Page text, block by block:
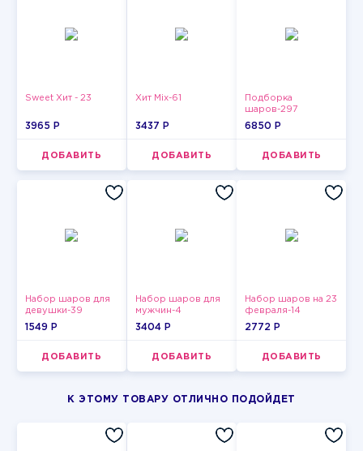
Sweet Хит - 23
3965 P
ДОБАВИТЬ
Хит Mix-61
3437 P
ДОБАВИТЬ
Подборка
шаров-297
6850 P
ДОБАВИТЬ
Набор шаров для
девушки-39
1549 P
ДОБАВИТЬ
Набор шаров для
мужчин-4
3404 P
ДОБАВИТЬ
Набор шаров на 23
февраля-14
2772 P
ДОБАВИТЬ
К ЭТОМУ ТОВАРУ ОТЛИЧНО ПОДОЙДЕТ